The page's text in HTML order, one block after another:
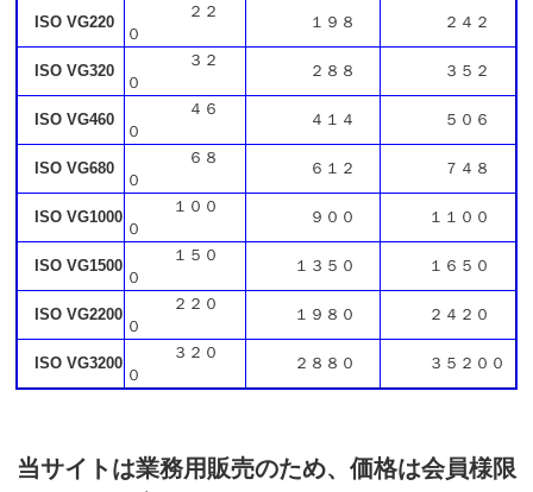
ISO VG220
２２
０
１９８ ２４２
ISO VG320
３２
０
２８８ ３５２
ISO VG460
４６
０
４１４ ５０６
ISO VG680
６８
０
６１２ ７４８
ISO VG1000
１００
０
９００ １１００
ISO VG1500
１５０
０
１３５０ １６５０
ISO VG2200
２２０
０
１９８０ ２４２０
ISO VG3200
３２０
０
２８８０ ３５２００
当サイトは業務用販売のため、価格は会員様限